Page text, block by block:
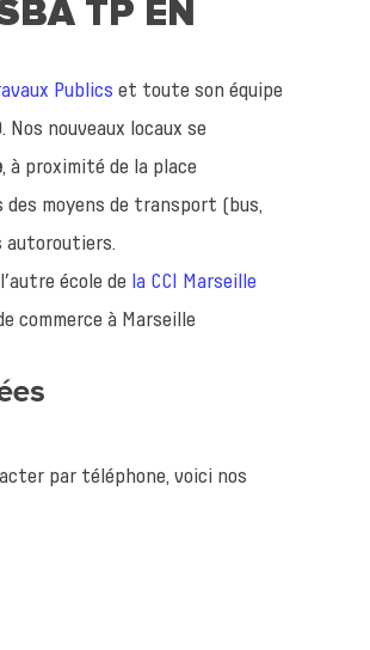
TP EN
Publics et toute son équipe
nouveaux locaux se
, à proximité de la place
des moyens de transport (bus,
autoroutiers.
école de la CCI Marseille
commerce à Marseille
par téléphone, voici nos